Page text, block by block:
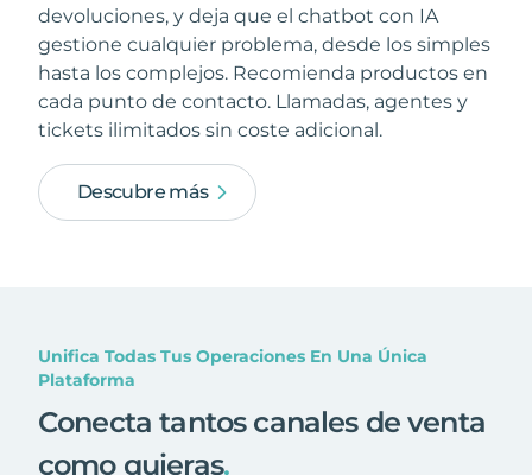
devoluciones, y deja que el chatbot con IA
gestione cualquier problema, desde los simples
hasta los complejos. Recomienda productos en
cada punto de contacto. Llamadas, agentes y
tickets ilimitados sin coste adicional.
Descubre más
Unifica Todas Tus Operaciones En Una Única
Plataforma
Conecta tantos canales de venta
como quieras.